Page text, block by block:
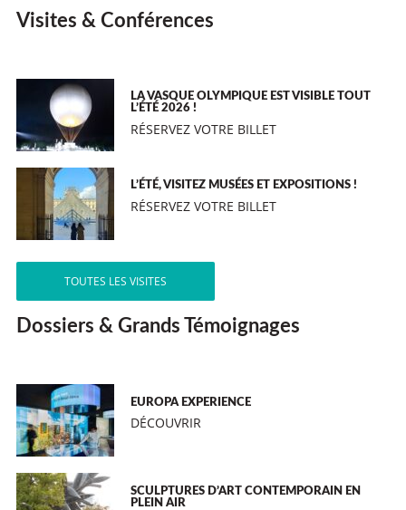
Visites & Conférences
LA VASQUE OLYMPIQUE EST VISIBLE TOUT
L’ÉTÉ 2026 !
RÉSERVEZ VOTRE BILLET
L’ÉTÉ, VISITEZ MUSÉES ET EXPOSITIONS !
RÉSERVEZ VOTRE BILLET
TOUTES LES VISITES
Dossiers & Grands Témoignages
EUROPA EXPERIENCE
DÉCOUVRIR
SCULPTURES D’ART CONTEMPORAIN EN
PLEIN AIR